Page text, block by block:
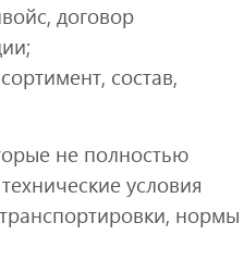
договор
состав,
не полностью
условия
нормы